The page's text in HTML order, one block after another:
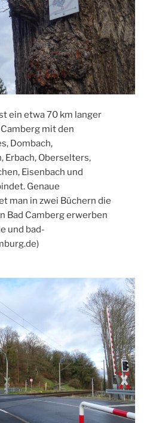
ein etwa 70 km langer
mit den
Dombach,
Erbach, Oberselters,
Eisenbach und
Genaue
man in zwei Büchern die
Bad Camberg erwerben
und bad-